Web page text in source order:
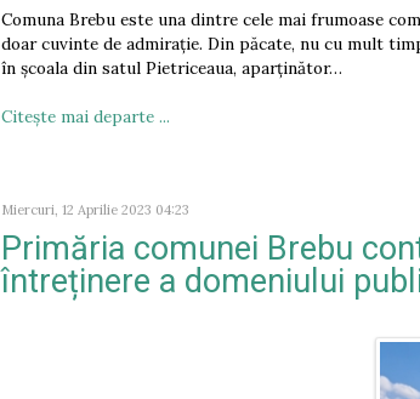
Comuna Brebu este una dintre cele mai frumoase
doar cuvinte de admirație. Din păcate, nu cu mult
în școala din satul Pietriceaua, aparținător…
Citeşte mai departe ...
Miercuri, 12 Aprilie 2023 04:23
Primăria comunei Brebu
întreținere a domeniului